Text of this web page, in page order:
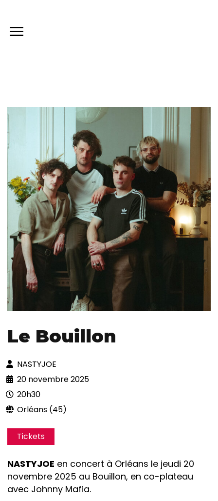
Le Bouillon
NASTYJOE
20 novembre 2025
20h30
Orléans (45)
Tickets
NASTYJOE en concert à Orléans le jeudi 20
novembre 2025 au Bouillon, en co-plateau
avec Johnny Mafia.